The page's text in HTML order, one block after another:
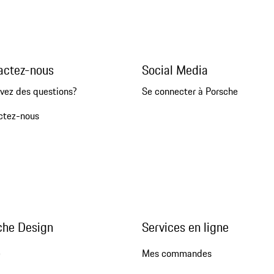
nous
des questions?
nous
Social Media
Se connecter à Porsche
Design Services en ligne
Mes commandes